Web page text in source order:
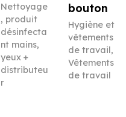
Nettoyage
, produit
désinfecta
nt mains,
yeux +
distributeu
r
bouton
Hygiène et
vêtements
de travail,
Vêtements
de travail